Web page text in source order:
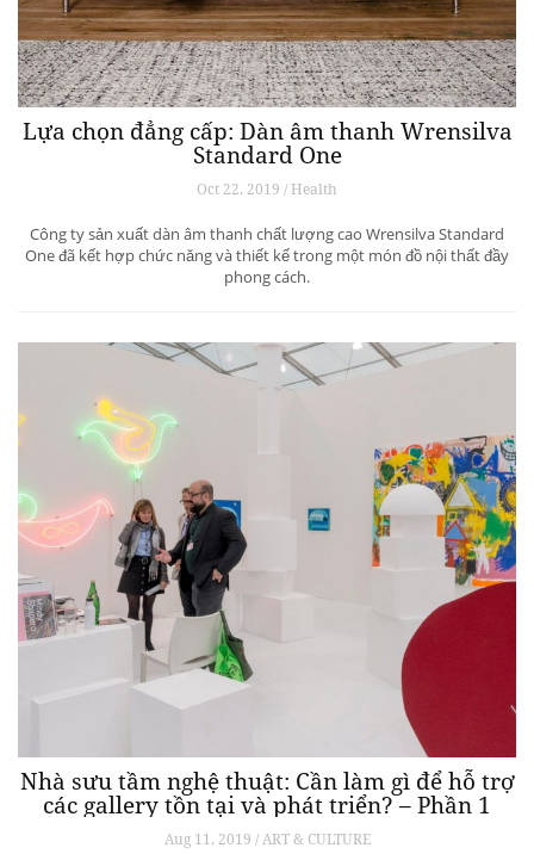
Lựa chọn đẳng cấp: Dàn âm thanh Wrensilva
Standard One
Oct 22, 2019 / Health
Công ty sản xuất dàn âm thanh chất lượng cao Wrensilva Standard
One đã kết hợp chức năng và thiết kế trong một món đồ nội thất đầy
phong cách.
Nhà sưu tầm nghệ thuật: Cần làm gì để hỗ trợ
các gallery tồn tại và phát triển? – Phần 1
Aug 11, 2019 / ART & CULTURE